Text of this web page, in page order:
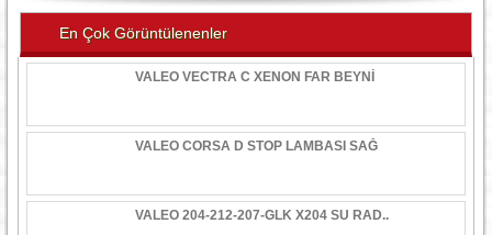
En Çok Görüntülenenler
VALEO VECTRA C XENON FAR BEYNİ
VALEO CORSA D STOP LAMBASI SAĞ
VALEO 204-212-207-GLK X204 SU RAD..